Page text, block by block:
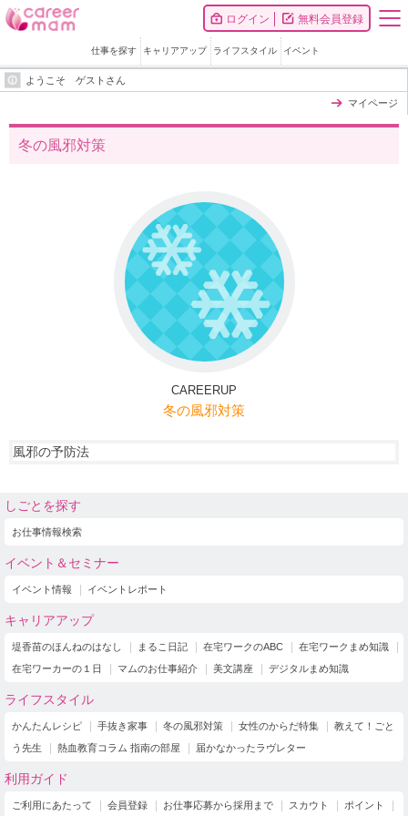
ログイン 無料会員登録
仕事を探す キャリアアップ ライフスタイル イベント
ようこそ ゲストさん
マイページ
冬の風邪対策
CAREERUP
冬の風邪対策
風邪の予防法
しごとを探す
お仕事情報検索
イベント＆セミナー
イベント情報 イベントレポート
キャリアアップ
堤香苗のほんねのはなし まるこ日記 在宅ワークのABC
在宅ワークまめ知識
在宅ワーカーの１日
マムのお仕事紹介 美文講座 デジタルまめ知識
ライフスタイル
かんたんレシピ 手抜き家事 冬の風邪対策 女性のからだ特集
教えて！ごと
う先生
熱血教育コラム 指南の部屋 届かなかったラヴレター
利用ガイド
ご利用にあたって 会員登録 お仕事応募から採用まで スカウト ポイント